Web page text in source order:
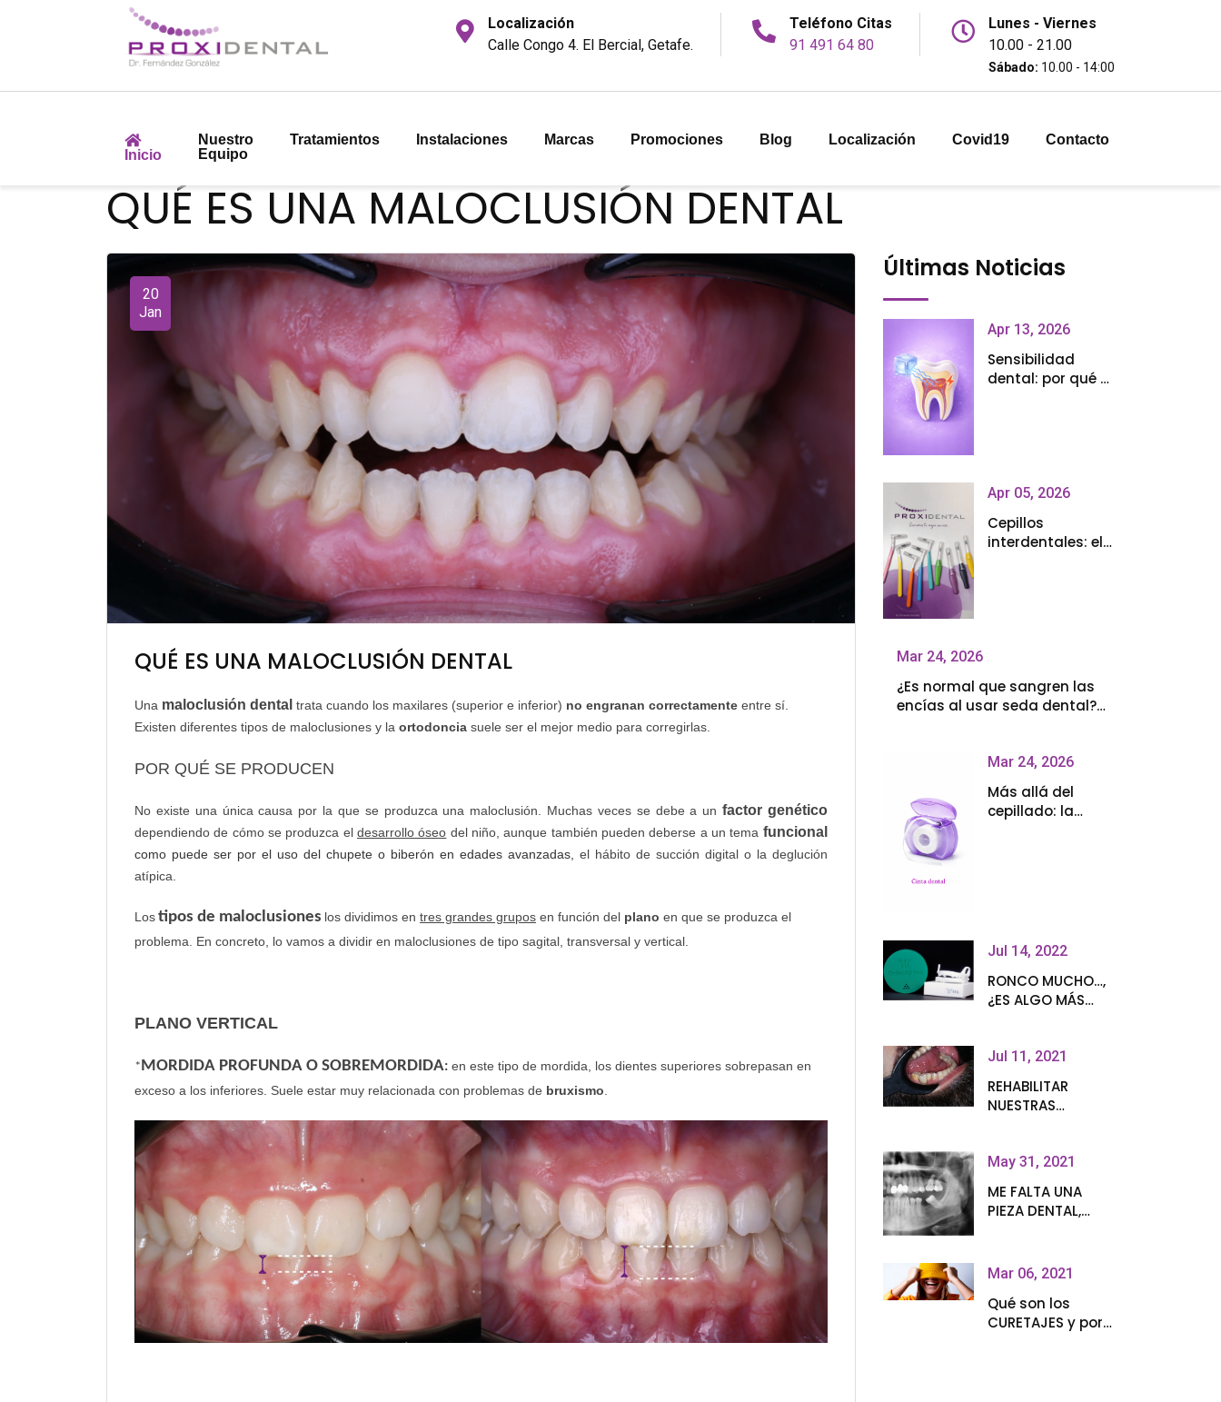
Localización
Calle Congo 4. El Bercial, Getafe.
Teléfono Citas
91 491 64 80
Lunes - Viernes
10.00 - 21.00
Sábado: 10.00 - 14:00
Inicio
Nuestro
Equipo
Tratamientos Instalaciones Marcas Promociones Blog Localización Covid19 Contacto
QUÉ ES UNA MALOCLUSIÓN DENTAL
20
Jan
QUÉ ES UNA MALOCLUSIÓN DENTAL
Una maloclusión dental trata cuando los maxilares (superior e inferior) no engranan correctamente entre sí.
Existen diferentes tipos de maloclusiones y la ortodoncia suele ser el mejor medio para corregirlas.
POR QUÉ SE PRODUCEN
No existe una única causa por la que se produzca una maloclusión. Muchas veces se debe a unfactor genético
dependiendo de cómo se produzca el desarrollo óseo del niño, aunque también pueden deberse a un tema funcional
como puede ser por el uso del chupete o biberón en edades avanzadas,
el hábito de succión digital o la deglución
atípica.
Lostipos de maloclusiones los dividimos en tres grandes grupos en función del plano en que se produzca el
problema. En concreto, lo vamos a dividir en maloclusiones de tipo sagital, transversal y vertical.
PLANO VERTICAL
*MORDIDA PROFUNDA O SOBREMORDIDA: en este tipo de mordida, los dientes superiores sobrepasan en
exceso a los inferiores. Suele estar muy relacionada con problemas de bruxismo
Últimas Noticias
Apr 13, 2026
Sensibilidad
dental: por qué te
Apr 05, 2026
Cepillos
interdentales: el
Mar 24, 2026
¿Es normal que sangren las
encías al usar seda dental?
Mar 24, 2026
Más allá del
cepillado: la
Jul 14, 2022
RONCO MUCHO…,
¿ES ALGO MÁS
Jul 11, 2021
REHABILITAR
NUESTRAS
May 31, 2021
ME FALTA UNA
PIEZA DENTAL,
Mar 06, 2021
Qué son los
CURETAJES y por